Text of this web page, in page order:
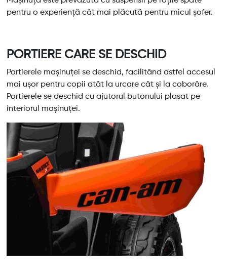
pentru o experiență cât mai plăcută pentru micul șofer.
PORTIERE CARE SE DESCHID
Portierele mașinuței se deschid, facilitând astfel accesul
mai ușor pentru copii atât la urcare cât și la coborâre.
Portierele se deschid cu ajutorul butonului plasat pe
interiorul mașinuței.